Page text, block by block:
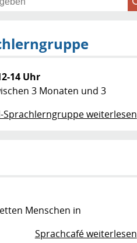
14 Uhr
3 Monaten und 3
weiterlesen
Menschen in
Sprachcafé weiterlesen